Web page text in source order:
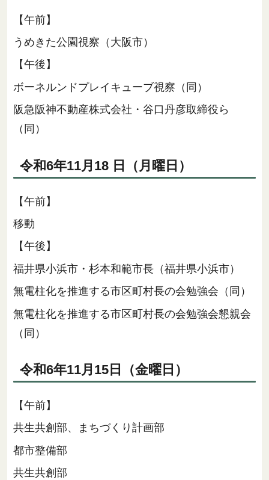
【午前】
うめきた公園視察（大阪市）
【午後】
ボーネルンドプレイキューブ視察（同）
阪急阪神不動産株式会社・谷口丹彦取締役ら
（同）
令和6年11月18 日（月曜日）
【午前】
移動
【午後】
福井県小浜市・杉本和範市長（福井県小浜市）
無電柱化を推進する市区町村長の会勉強会（同）
無電柱化を推進する市区町村長の会勉強会懇親会
（同）
令和6年11月15日（金曜日）
【午前】
共生共創部、まちづくり計画部
都市整備部
共生共創部